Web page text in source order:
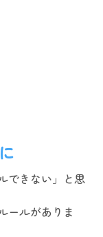
できない」と思
ールがありま